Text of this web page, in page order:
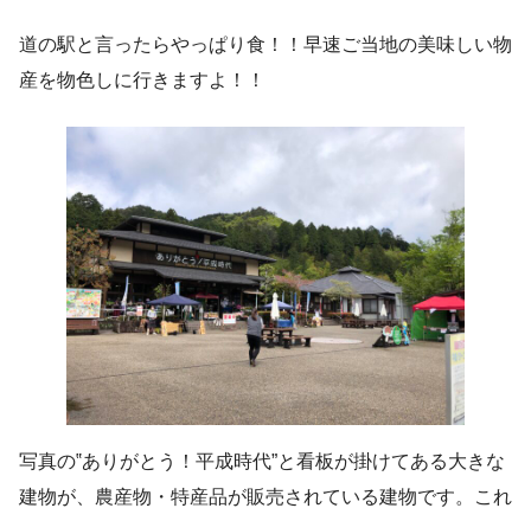
道の駅と言ったらやっぱり食！！早速ご当地の美味しい物
産を物色しに行きますよ！！
写真の‟ありがとう！平成時代”と看板が掛けてある大きな
建物が、農産物・特産品が販売されている建物です。これ